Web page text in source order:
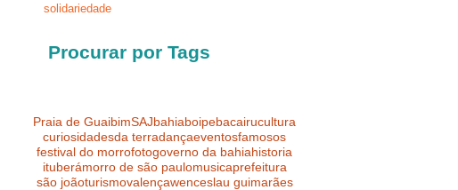
solidariedade
Procurar por Tags
Praia de GuaibimSAJbahiaboipebacairucultura
curiosidadesda terradançaeventosfamosos
festival do morrofotogoverno da bahiahistoria
ituberámorro de são paulomusicaprefeitura
são joãoturismovalençawenceslau guimarães